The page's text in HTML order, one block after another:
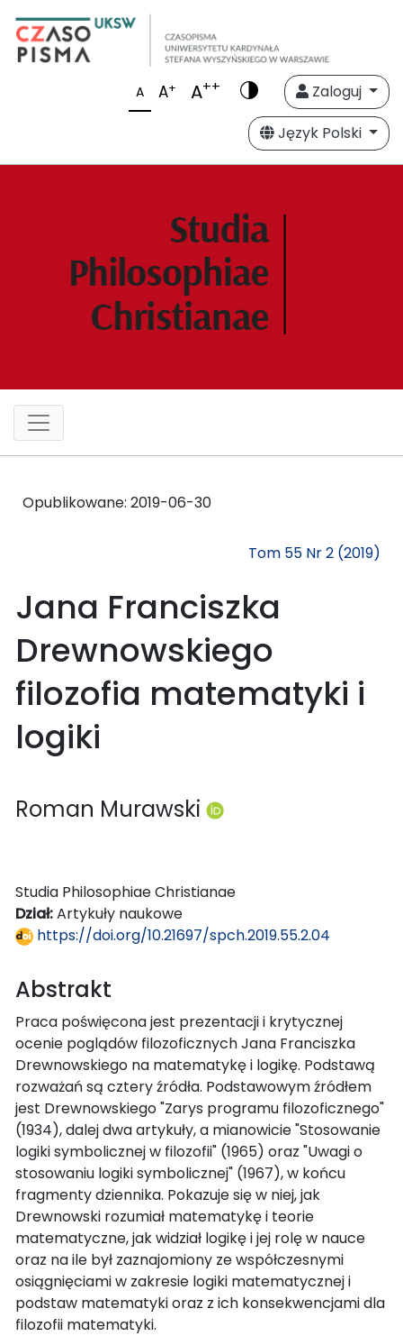
A A+ A++
Zaloguj
Język Polski
Opublikowane: 2019-06-30
Tom 55 Nr 2 (2019)
Jana Franciszka
Drewnowskiego
filozofia matematyki i
logiki
Roman Murawski
Studia Philosophiae Christianae
Dział:Artykuły naukowe
https://doi.org/10.21697/spch.2019.55.2.04
Abstrakt
Praca poświęcona jest prezentacji i krytycznej
ocenie poglądów filozoficznych Jana Franciszka
Drewnowskiego na matematykę i logikę. Podstawą
rozważań są cztery źródła. Podstawowym źródłem
jest Drewnowskiego "Zarys programu filozoficznego"
(1934), dalej dwa artykuły, a mianowicie "Stosowanie
logiki symbolicznej w filozofii" (1965) oraz "Uwagi o
stosowaniu logiki symbolicznej" (1967), w końcu
fragmenty dziennika. Pokazuje się w niej, jak
Drewnowski rozumiał matematykę i teorie
matematyczne, jak widział logikę i jej rolę w nauce
oraz na ile był zaznajomiony ze współczesnymi
osiągnięciami w zakresie logiki matematycznej i
podstaw matematyki oraz z ich konsekwencjami dla
filozofii matematyki.